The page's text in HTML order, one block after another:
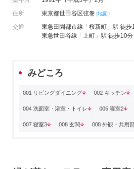
住所
東京都世田谷区弦巻 [地図]
交通
東急田園都市線「桜新町」駅 徒歩
東急世田谷線「上町」駅 徒歩10分
みどころ
001 リビングダイニング 002 キッチン
004 洗面室・浴室・トイレ 005 寝室2
007 寝室3 008 玄関 008 外観・共用